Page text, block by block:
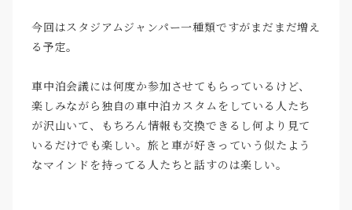
今回はスタジアムジャンパー一種類ですがまだまだ増え
る予定。
車中泊会議には何度か参加させてもらっているけど、
楽しみながら独自の車中泊カスタムをしている人たち
が沢山いて、もちろん情報も交換できるし何より見て
いるだけでも楽しい。旅と車が好きっていう似たよう
なマインドを持ってる人たちと話すのは楽しい。